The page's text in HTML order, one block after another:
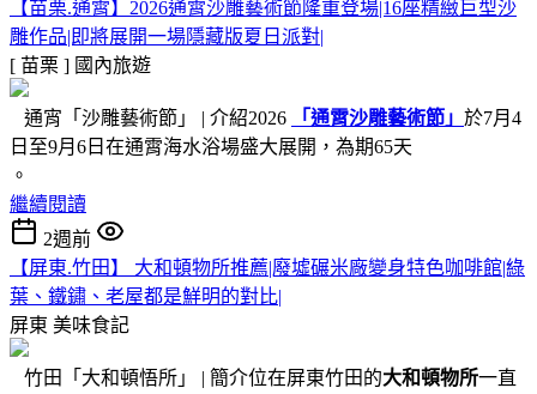
【苗栗.通霄】2026通霄沙雕藝術節隆重登場|16座精緻巨型沙
雕作品|即將展開一場隱藏版夏日派對|
[ 苗栗 ] 國內旅遊
通宵「沙雕藝術節」 | 介紹2026 「通霄沙雕藝術節」 於7月4
日至9月6日在通霄海水浴場盛大展開，為期65天
。
繼續閱讀
2週前
【屏東.竹田】 大和頓物所推薦|廢墟碾米廠變身特色咖啡館|綠
葉、鐵鏽、老屋都是鮮明的對比|
屏東 美味食記
竹田「大和頓悟所」 | 簡介位在屏東竹田的大和頓物所一直